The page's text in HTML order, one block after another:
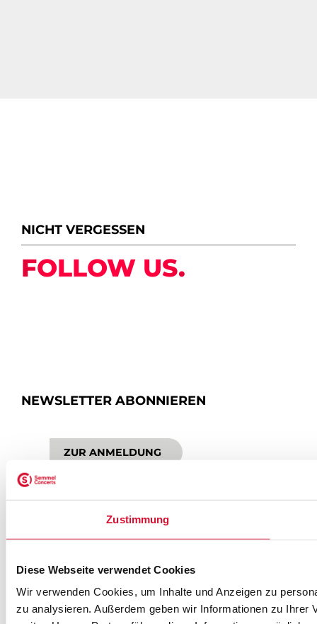
Zustimmung
Diese Webseite verwendet Cookies
Wir verwenden Cookies, um Inhalte und Anzeigen zu
zu analysieren. Außerdem geben wir Informationen zu Ihrer
NICHT VERGESSEN
FOLLOW US.
NEWSLETTER ABONNIEREN
ZUR ANMELDUNG
SEMMEL @ SOCIAL MEDIA